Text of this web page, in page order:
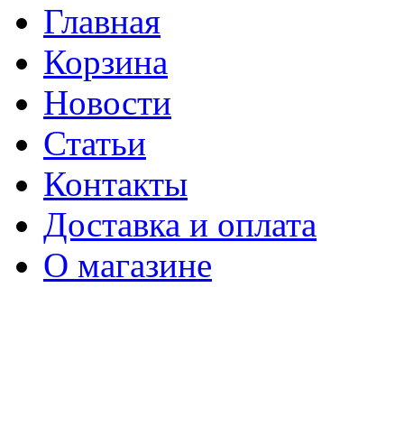
Главная
Корзина
Новости
Статьи
Контакты
Доставка и оплата
О магазине